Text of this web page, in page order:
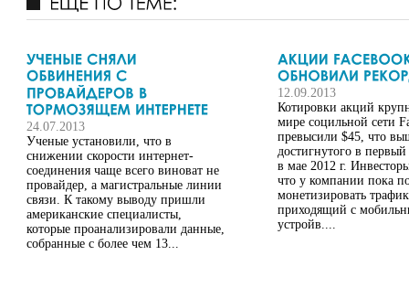
24.07.2013
Ученые установили, что в
снижении скорости интернет-
соединения чаще всего виноват не
провайдер, а магистральные линии
связи. К такому выводу пришли
американские специалисты,
которые проанализировали данные,
собранные с более чем 13...
12.09.2013
Котировки акций
мире социльной сети
превысили $45, что
достигнутого в первый
в мае 2012 г.
что у компании пока
монетизировать
приходящий с
устройв....